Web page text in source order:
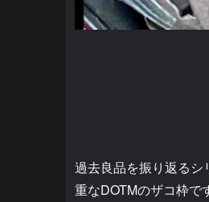
過去良品を振り返る
重なDOTMのザコ枠で